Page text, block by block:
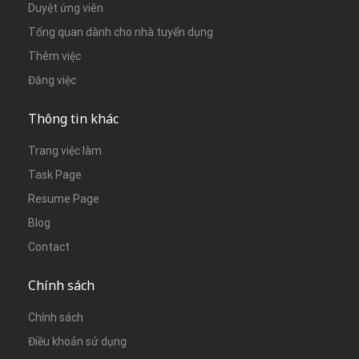
Duyệt ứng viên
Tổng quan dành cho nhà tuyển dụng
Thêm việc
Đăng việc
Thông tin khác
Trang việc làm
Task Page
Resume Page
Blog
Contact
Chính sách
Chính sách
Điều khoản sử dụng